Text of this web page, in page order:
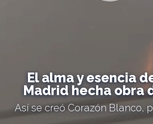
El alma y esencia
Madrid hecha obra
Así se creó Corazón Blanco,